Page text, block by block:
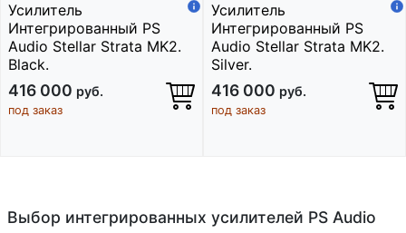
Усилитель
Интегрированный PS
Audio Stellar Strata MK2.
Black.
416 000 руб.
под заказ
Усилитель
Интегрированный PS
Audio Stellar Strata MK2.
Silver.
416 000 руб.
под заказ
Выбор интегрированных усилителей PS Audio